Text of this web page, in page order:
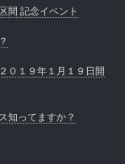
間 記念イベント
０１９年１月１９日開
知ってますか？